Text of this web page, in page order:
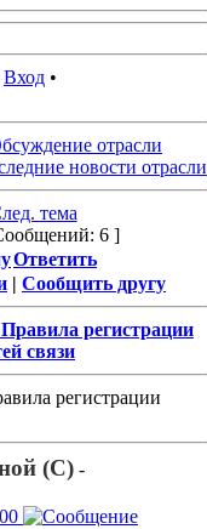
Вход •
отрасли
новости отрасли
тема
6 ]
Ответить
| Сообщить другу
регистрации
связи
регистрации
(С) -